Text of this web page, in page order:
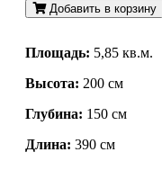
Добавить в корзину
Площадь: 5,85 кв.м.
Высота: 200 см
Глубина: 150 см
Длина: 390 см